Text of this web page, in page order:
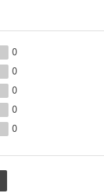
0
0
0
0
0